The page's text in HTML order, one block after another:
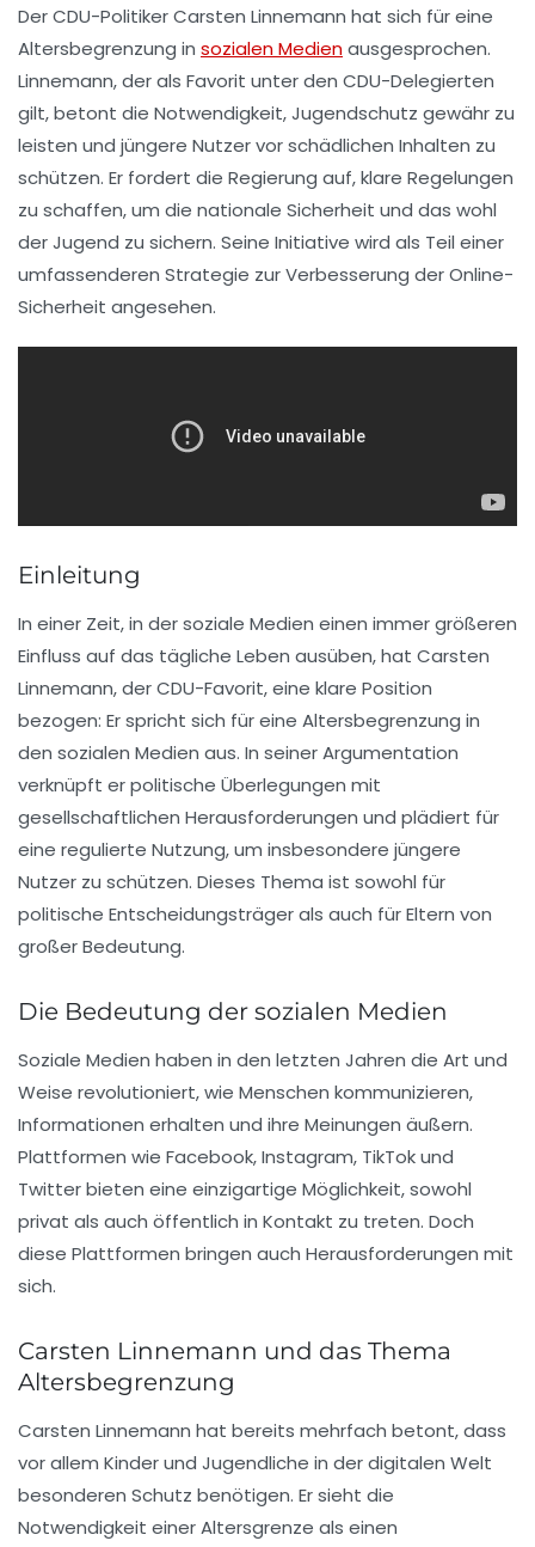
Der CDU-PolitikerCarsten Linnemann hat sich für eine
Altersbegrenzung in sozialen Medienausgesprochen.
Linnemann, der als Favorit unter den CDU-Delegierten
gilt, betont die Notwendigkeit,Jugendschutz gewähr zu
leisten und jüngere Nutzer vor schädlichen Inhalten zu
schützen. Er fordert die Regierung auf, klare Regelungen
zu schaffen, um die nationale Sicherheit und das wohl
der Jugend zu sichern. Seine Initiative wird als Teil einer
umfassenderen Strategie zur Verbesserung derOnline-
Sicherheit angesehen.
Einleitung
In einer Zeit, in der soziale Medien einen immer größeren
Einfluss auf das tägliche Leben ausüben, hat Carsten
Linnemann, der CDU-Favorit, eine klare Position
bezogen: Er spricht sich für eine Altersbegrenzung in
den sozialen Medien aus. In seiner Argumentation
verknüpft er politische Überlegungen mit
gesellschaftlichen Herausforderungen und plädiert für
eine regulierte Nutzung, um insbesondere jüngere
Nutzer zu schützen. Dieses Thema ist sowohl für
politische Entscheidungsträger als auch für Eltern von
großer Bedeutung.
Die Bedeutung der sozialen Medien
Soziale Medien haben in den letzten Jahren die Art und
Weise revolutioniert, wie Menschen kommunizieren,
Informationen erhalten und ihre Meinungen äußern.
Plattformen wie Facebook, Instagram, TikTok und
Twitter bieten eine einzigartige Möglichkeit, sowohl
privat als auch öffentlich in Kontakt zu treten. Doch
diese Plattformen bringen auch Herausforderungen mit
sich.
Carsten Linnemann und das Thema
Altersbegrenzung
Carsten Linnemann hat bereits mehrfach betont, dass
vor allem Kinder und Jugendliche in der digitalen Welt
besonderen Schutz benötigen. Er sieht die
Notwendigkeit einer Altersgrenze als einen